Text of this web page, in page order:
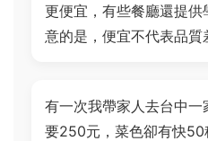
更便宜，有些餐廳還提
意的是，便宜不代表品質
有一次我帶家人去台中一
要250元，菜色卻有快50